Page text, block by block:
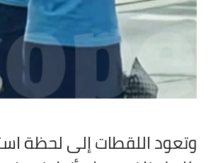
وتعود اللقطات إلى لحظة